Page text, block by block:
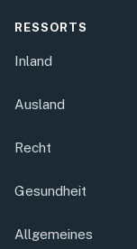
RESSORTS
Inland
Ausland
Recht
Gesundheit
Allgemeines